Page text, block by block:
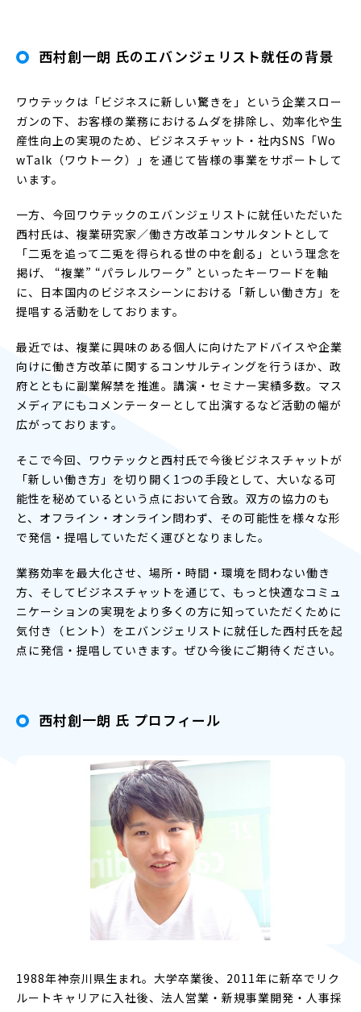
西村創一朗 氏のエバンジェリスト就任の背景
ワウテックは「ビジネスに新しい驚きを」という企業スロー
ガンの下、お客様の業務におけるムダを排除し、効率化や生
産性向上の実現のため、ビジネスチャット・社内SNS「Wo
wTalk（ワウトーク）」を通じて皆様の事業をサポートして
います。
一方、今回ワウテックのエバンジェリストに就任いただいた
西村氏は、複業研究家／働き方改革コンサルタントとして
「二兎を追って二兎を得られる世の中を創る」という理念を
掲げ、 “複業” “パラレルワーク” といったキーワードを軸
に、日本国内のビジネスシーンにおける「新しい働き方」を
提唱する活動をしております。
最近では、複業に興味のある個人に向けたアドバイスや企業
向けに働き方改革に関するコンサルティングを行うほか、政
府とともに副業解禁を推進。講演・セミナー実績多数。マス
メディアにもコメンテーターとして出演するなど活動の幅が
広がっております。
そこで今回、ワウテックと西村氏で今後ビジネスチャットが
「新しい働き方」を切り開く1つの手段として、大いなる可
能性を秘めているという点において合致。双方の協力のも
と、オフライン・オンライン問わず、その可能性を様々な形
で発信・提唱していただく運びとなりました。
業務効率を最大化させ、場所・時間・環境を問わない働き
方、そしてビジネスチャットを通じて、もっと快適なコミュ
ニケーションの実現をより多くの方に知っていただくために
気付き（ヒント）をエバンジェリストに就任した西村氏を起
点に発信・提唱していきます。ぜひ今後にご期待ください。
西村創一朗 氏 プロフィール
1988年神奈川県生まれ。大学卒業後、2011年に新卒でリク
ルートキャリアに入社後、法人営業・新規事業開発・人事採